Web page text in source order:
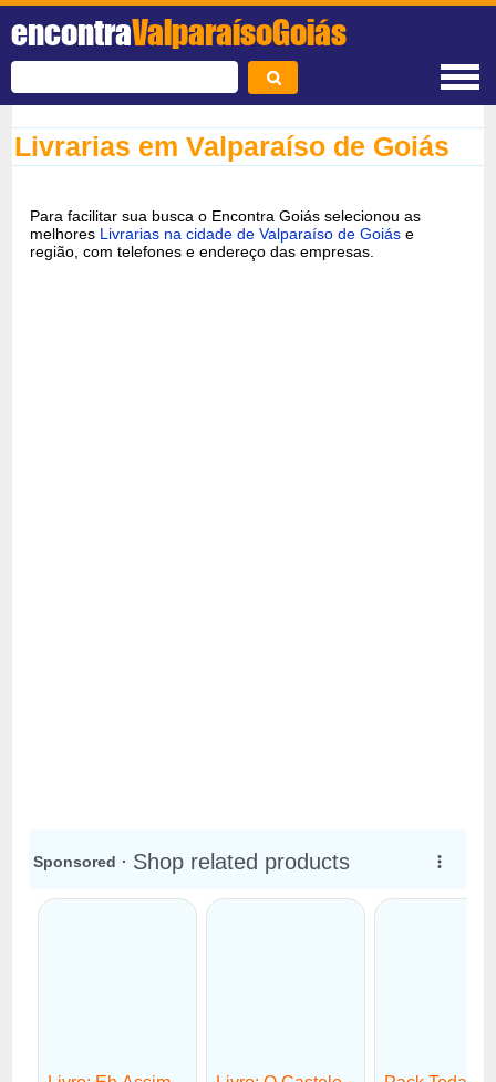
encontraValparaísoGoiás
Livrarias em Valparaíso de Goiás
Para facilitar sua busca o Encontra Goiás selecionou as
melhores Livrarias na cidade de Valparaíso de Goiás e
região, com telefones e endereço das empresas.